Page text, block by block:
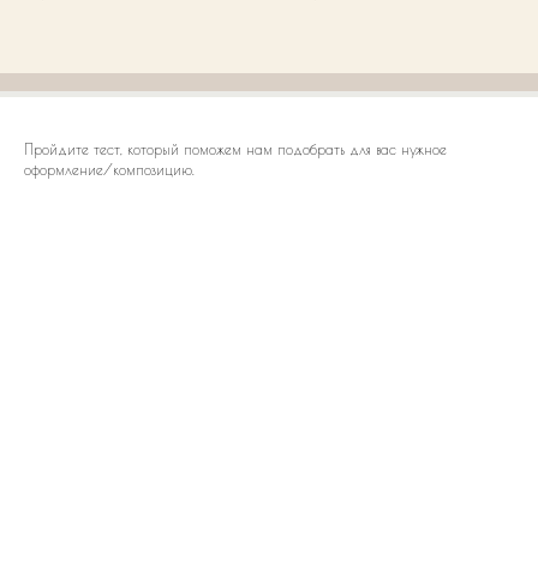
Пройдите тест, который поможем нам подобрать для вас нужное
оформление/композицию.